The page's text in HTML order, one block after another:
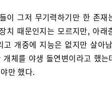
이 그저 무기력하기만 한 존
치 때문인지는 모르지만, 아
고 개중에 지능은 없지만 살아
개체를 야생 돌연변이라고 했
만 했다.